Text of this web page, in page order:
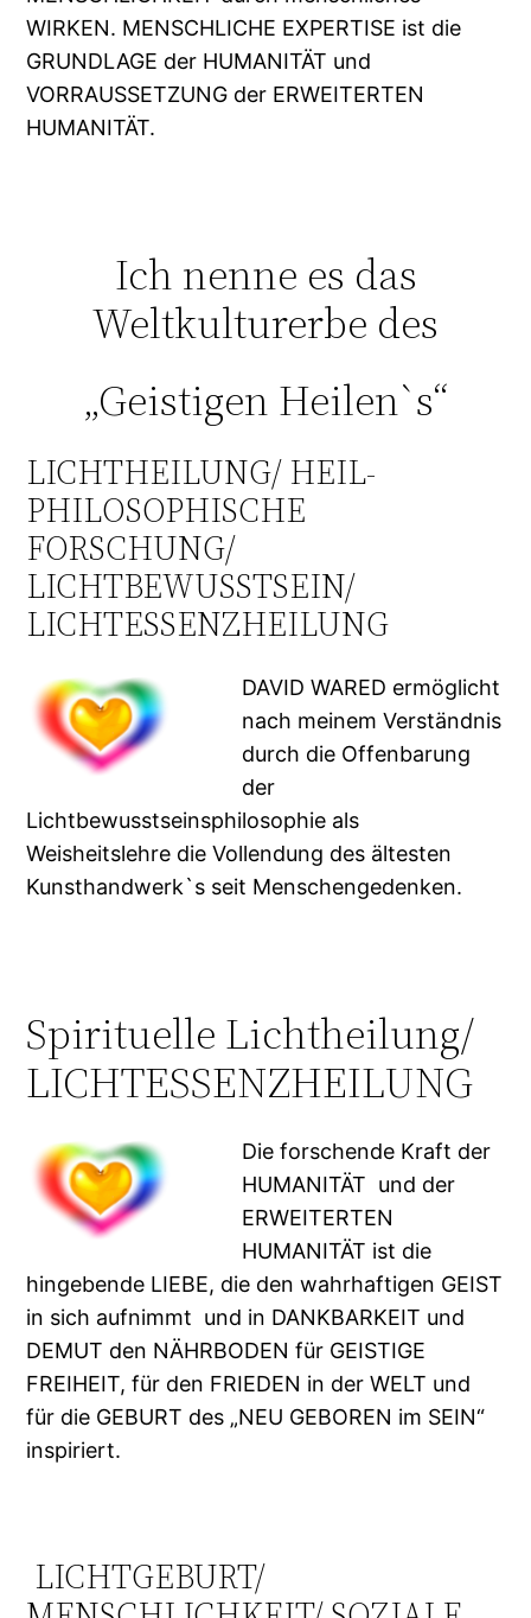
WIRKEN. MENSCHLICHE EXPERTISE ist die
GRUNDLAGE der HUMANITÄT und
VORRAUSSETZUNG der ERWEITERTEN
HUMANITÄT.
Ich nenne es das
Weltkulturerbe des
„Geistigen Heilen`s“
LICHTHEILUNG/ HEIL-
PHILOSOPHISCHE
FORSCHUNG/
LICHTBEWUSSTSEIN/
LICHTESSENZHEILUNG
DAVID WARED ermöglicht
nach meinem Verständnis
durch die Offenbarung
der
Lichtbewusstseinsphilosophie als
Weisheitslehre die Vollendung des ältesten
Kunsthandwerk`s seit Menschengedenken.
Spirituelle Lichtheilung/
LICHTESSENZHEILUNG
Die forschende Kraft der
HUMANITÄT und der
ERWEITERTEN
HUMANITÄT ist die
hingebende LIEBE, die den wahrhaftigen GEIST
in sich aufnimmt und in DANKBARKEIT und
DEMUT den NÄHRBODEN für GEISTIGE
FREIHEIT, für den FRIEDEN in der WELT und
für die GEBURT des „NEU GEBOREN im SEIN“
inspiriert.
LICHTGEBURT/